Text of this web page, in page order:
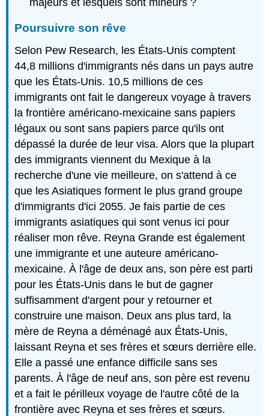
Poursuivre son rêve
Selon Pew Research, les États-Unis comptent
44,8 millions d'immigrants nés dans un pays autre
que les États-Unis. 10,5 millions de ces
immigrants ont fait le dangereux voyage à travers
la frontière américano-mexicaine sans papiers
légaux ou sont sans papiers parce qu'ils ont
dépassé la durée de leur visa. Alors que la plupart
des immigrants viennent du Mexique à la
recherche d'une vie meilleure, on s'attend à ce
que les Asiatiques forment le plus grand groupe
d'immigrants d'ici 2055. Je fais partie de ces
immigrants asiatiques qui sont venus ici pour
réaliser mon rêve. Reyna Grande est également
une immigrante et une auteure américano-
mexicaine. À l'âge de deux ans, son père est parti
pour les États-Unis dans le but de gagner
suffisamment d'argent pour y retourner et
construire une maison. Deux ans plus tard, la
mère de Reyna a déménagé aux États-Unis,
laissant Reyna et ses frères et sœurs derrière elle.
Elle a passé une enfance difficile sans ses
parents. À l'âge de neuf ans, son père est revenu
et a fait le périlleux voyage de l'autre côté de la
frontière avec Reyna et ses frères et sœurs.